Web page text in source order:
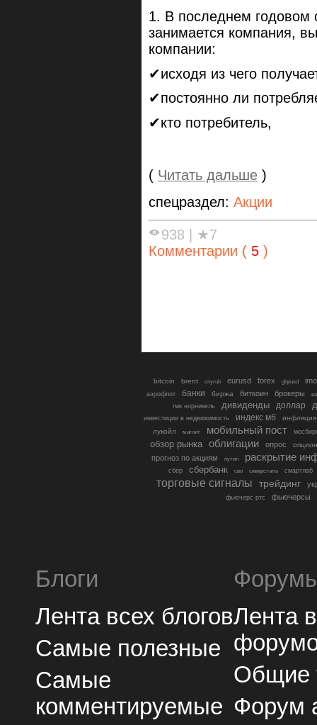
1. В последнем годовом
занимается компания,
компании:
✔исходя из чего
✔постоянно ли
✔кто потребитель,
( Читать дальше )
спецраздел: Акции
938
★7
Комментарии ( 5 )
bitcoin brent cnyrub eurusd forex gbpusd
аэрофлот банки биржа биткоин брокеры
гмк норникель
дивиденды доллар
инвестиции в недвижимость индекс мб
инфляция
лукойл
магнит мобильный пост
обзор рынка облигации опрос
прогноз по акциям путин раскрытие
сбер сбербанк сво северсталь смартлаб
торговые сигналы трейдинг
фьючерс ртс фьючерсы
Блоги
Лента всех блогов
Самые полезные
Самые
комментируемые
Лента
Общие
Форум